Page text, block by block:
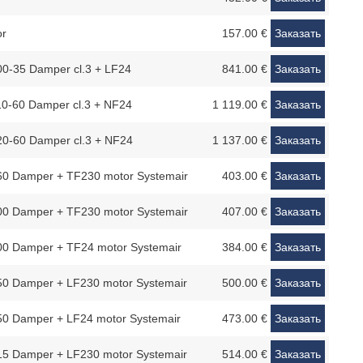
157.00 € Заказать
35 Damper cl.3 + LF24 841.00 € Заказать
60 Damper cl.3 + NF24 1 119.00 € Заказать
60 Damper cl.3 + NF24 1 137.00 € Заказать
Damper + TF230 motor Systemair 403.00 € Заказать
Damper + TF230 motor Systemair 407.00 € Заказать
Damper + TF24 motor Systemair 384.00 € Заказать
Damper + LF230 motor Systemair 500.00 € Заказать
Damper + LF24 motor Systemair 473.00 € Заказать
Damper + LF230 motor Systemair 514.00 € Заказать